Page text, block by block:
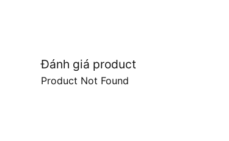
Đánh giá product
Product Not Found